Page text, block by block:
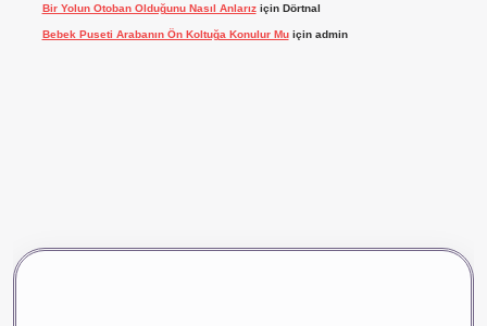
Bir Yolun Otoban Olduğunu Nasıl Anlarıziçin Dörtnal
Bebek Puseti Arabanın Ön Koltuğa Konulur Muiçin admin